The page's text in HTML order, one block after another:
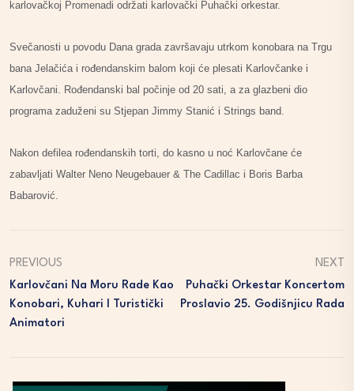
karlovačkoj Promenadi održati karlovački Puhački orkestar.
Svečanosti u povodu Dana grada završavaju utrkom konobara na Trgu
bana Jelačića i rođendanskim balom koji će plesati Karlovčanke i
Karlovčani. Rođendanski bal počinje od 20 sati, a za glazbeni dio
programa zaduženi su Stjepan Jimmy Stanić i Strings band.
Nakon defilea rođendanskih torti, do kasno u noć Karlovčane će
zabavljati Walter Neno Neugebauer & The Cadillac i Boris Barba
Babarović.
PREVIOUS
Karlovčani Na Moru Rade Kao
Konobari, Kuhari I Turistički
Animatori
NEXT
Puhački Orkestar Koncertom
Proslavio 25. Godišnjicu Rada